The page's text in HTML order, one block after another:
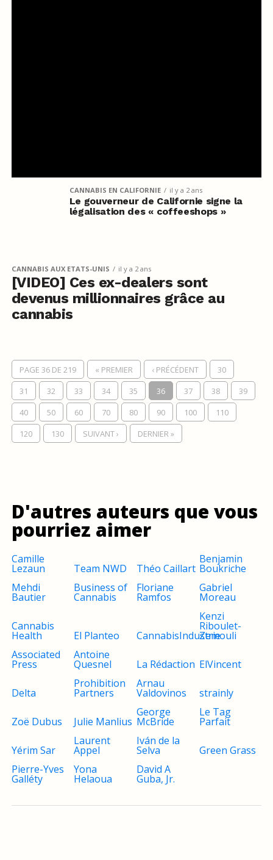
CANNABIS EN CALIFORNIE il y a 2 ans
Le gouverneur de Californie signe la
légalisation des « coffeeshops »
CANNABIS AUX ETATS-UNIS il y a 2 ans
[VIDEO] Ces ex-dealers sont
devenus millionnaires grâce au
cannabis
PAGE 36 DE 219 « PREMIER ‹ PRÉCÉDENT
30
31
32 33 34 35 36 37 38
39
40
50 60 70 80 90 100
110
120
130 SUIVANT › DERNIER »
D'autres auteurs que vous
pourriez aimer
Camille
Lezaun Team NWD Théo Caillart
Benjamin
Boukriche
Mehdi
Bautier
Business of
Cannabis
Floriane
Ramfos
Gabriel
Moreau
Cannabis
Health El Planteo CannabisIndustrie
Kenzi
Riboulet-
Zemouli
Associated
Press
Antoine
Quesnel La Rédaction ElVincent
Delta
Prohibition
Partners
Arnau
Valdovinos strainly
Zoë Dubus Julie Manlius
George
McBride
Le Tag
Parfait
Yérim Sar
Laurent
Appel
Iván de la
Selva
Green Grass
Pierre-Yves
Galléty
Yona
Helaoua
David A
Guba, Jr.